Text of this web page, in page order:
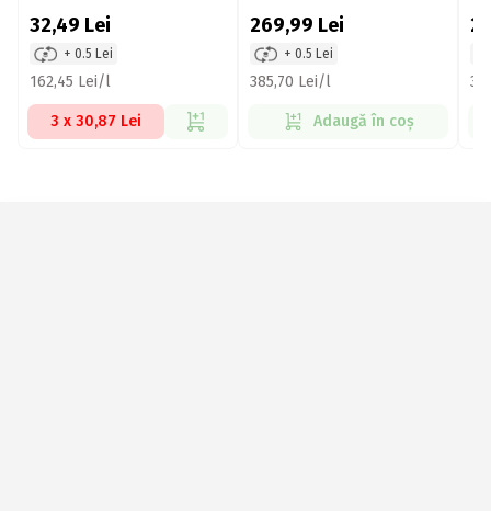
32,49 Lei
+ 0.5 Lei
162,45 Lei/l
3 x 30,87 Lei
269,99 Lei
+ 0.5 Lei
385,70 Lei/l
Adaugă în coș